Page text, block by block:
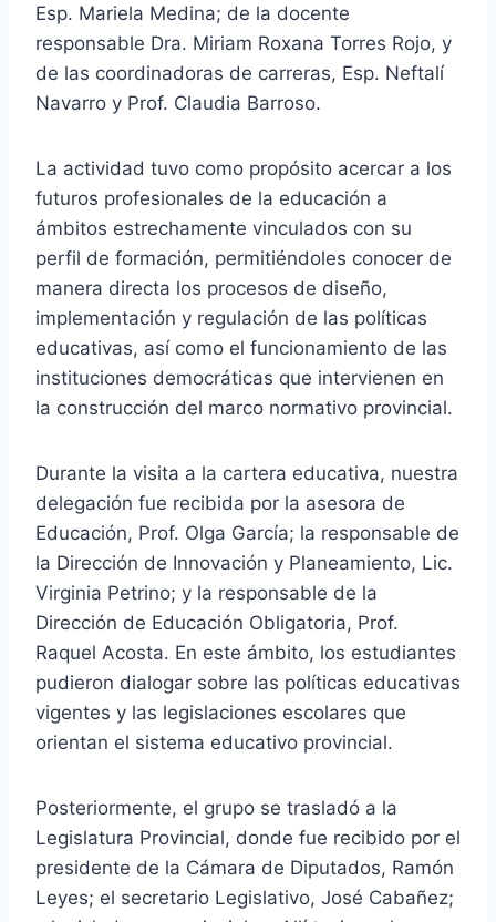
Esp. Mariela Medina; de la docente
responsable Dra. Miriam Roxana Torres Rojo, y
de las coordinadoras de carreras, Esp. Neftalí
Navarro y Prof. Claudia Barroso.
La actividad tuvo como propósito acercar a los
futuros profesionales de la educación a
ámbitos estrechamente vinculados con su
perfil de formación, permitiéndoles conocer de
manera directa los procesos de diseño,
implementación y regulación de las políticas
educativas, así como el funcionamiento de las
instituciones democráticas que intervienen en
la construcción del marco normativo provincial.
Durante la visita a la cartera educativa, nuestra
delegación fue recibida por la asesora de
Educación, Prof. Olga García; la responsable de
la Dirección de Innovación y Planeamiento, Lic.
Virginia Petrino; y la responsable de la
Dirección de Educación Obligatoria, Prof.
Raquel Acosta. En este ámbito, los estudiantes
pudieron dialogar sobre las políticas educativas
vigentes y las legislaciones escolares que
orientan el sistema educativo provincial.
Posteriormente, el grupo se trasladó a la
Legislatura Provincial, donde fue recibido por el
presidente de la Cámara de Diputados, Ramón
Leyes; el secretario Legislativo, José Cabañez;